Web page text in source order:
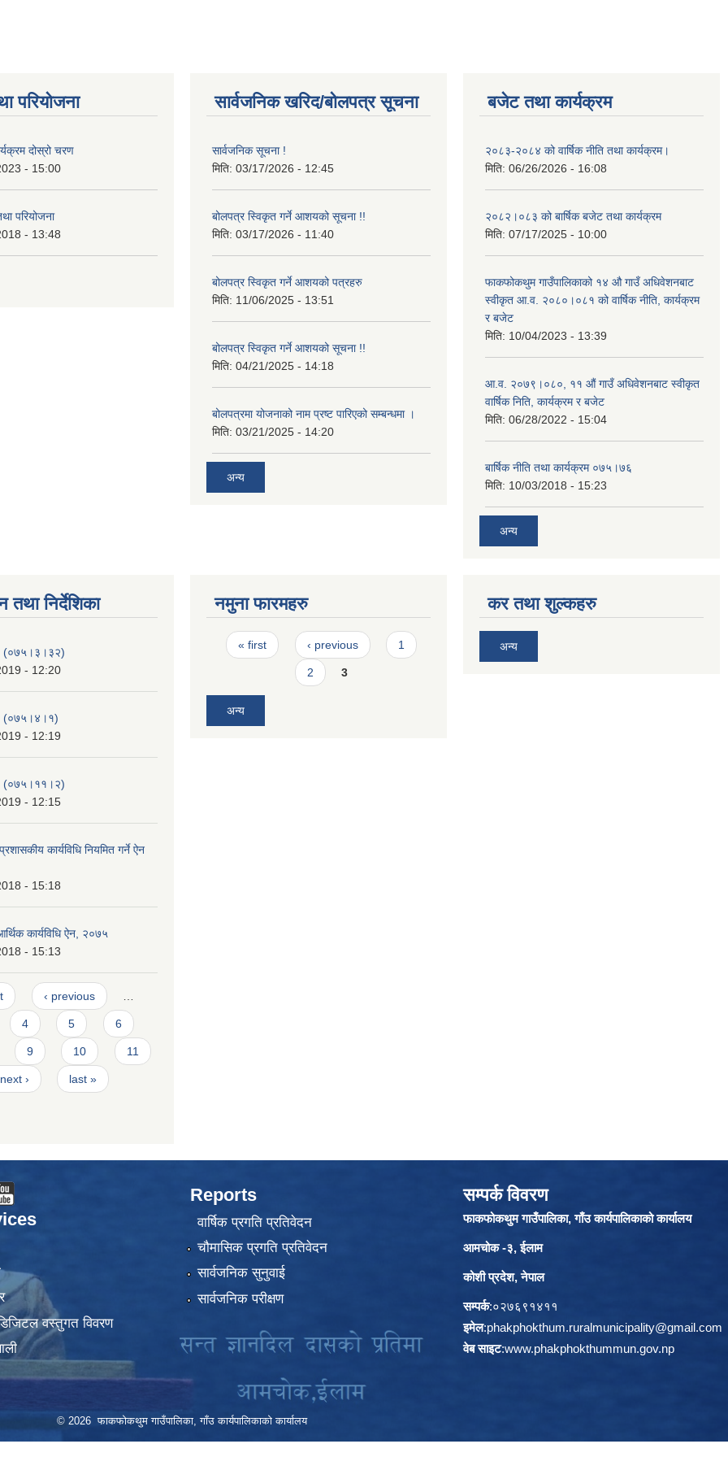
परियोजना
दोस्रो चरण
- 15:00
परियोजना
- 13:48
सार्वजनिक खरिद/बोलपत्र सूचना
सार्वजनिक सूचना !
मिति: 03/17/2026 - 12:45
बोलपत्र स्विकृत गर्ने आशयको सूचना !!
मिति: 03/17/2026 - 11:40
बोलपत्र स्विकृत गर्ने आशयको पत्रहरु
मिति: 11/06/2025 - 13:51
बोलपत्र स्विकृत गर्ने आशयको सूचना !!
मिति: 04/21/2025 - 14:18
बोलपत्रमा योजनाको नाम प्रष्ट पारिएको सम्बन्धमा ।
मिति: 03/21/2025 - 14:20
अन्य
बजेट तथा कार्यक्रम
२०८३-२०८४ को वार्षिक नीति तथा कार्यक्रम।
मिति: 06/26/2026 - 16:08
२०८२।०८३ को बार्षिक बजेट तथा कार्यक्रम
मिति: 07/17/2025 - 10:00
फाकफोकथुम गाउँपालिकाको १४ औ गाउँ अधिवेशनबाट
स्वीकृत आ.व. २०८०।०८१ को वार्षिक नीति, कार्यक्रम
र बजेट
मिति: 10/04/2023 - 13:39
आ.व. २०७९।०८०, ११ औं गाउँ अधिवेशनबाट स्वीकृत
वार्षिक निति, कार्यक्रम र बजेट
मिति: 06/28/2022 - 15:04
बार्षिक नीति तथा कार्यक्रम ०७५।७६
मिति: 10/03/2018 - 15:23
अन्य
निर्देशिका
(०७५।३।३२)
- 12:20
(०७५।४।१)
- 12:19
(०७५।११।२)
- 12:15
कार्यविधि नियमित गर्ने ऐन
- 15:18
कार्यविधि ऐन, २०७५
- 15:13
‹ previous
4 5 6
9 10 11
next › last »
नमुना फारमहरु
Pages
« first ‹ previous 1
2 3
अन्य
कर तथा शुल्कहरु
अन्य
वस्तुगत विवरण
Reports
वार्षिक प्रगति प्रतिवेदन
चौमासिक प्रगति प्रतिवेदन
सार्वजनिक सुनुवाई
सार्वजनिक परीक्षण
सम्पर्क विवरण
फाकफोकथुम गाउँपालिका, गाँउ कार्यपालिकाको कार्यालय
आमचोक -३, ईलाम
कोशी प्रदेश, नेपाल
सम्पर्क:०२७६९१४११
इमेल:phakphokthum.ruralmunicipality@gmail.com
वेब साइट:www.phakphokthummun.gov.np
© 2026 फाकफोकथुम गाउँपालिका, गाँउ कार्यपालिकाको कार्यालय